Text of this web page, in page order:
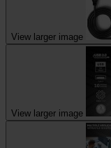
View larger image
View larger image